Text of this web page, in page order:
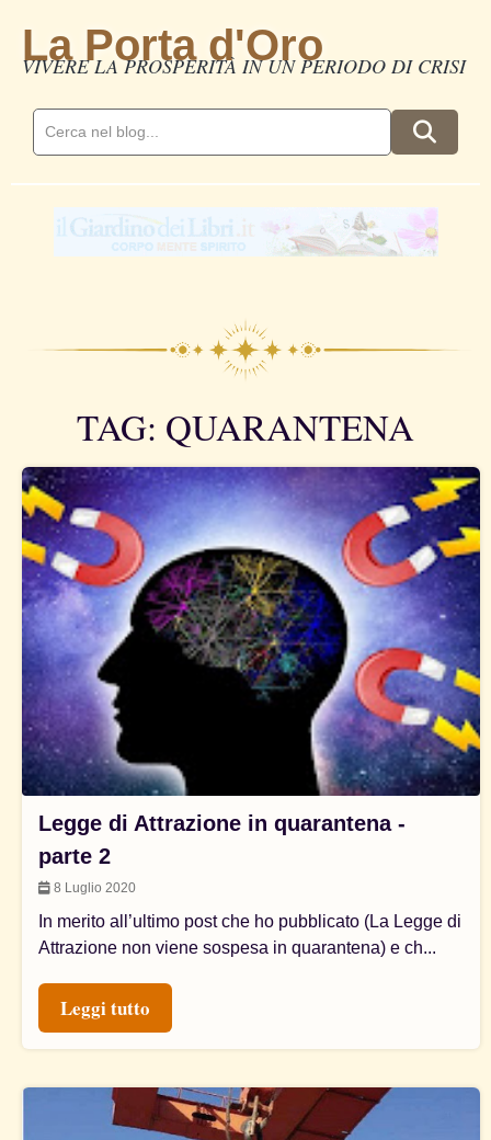
La Porta d'Oro
VIVERE LA PROSPERITÀ IN UN PERIODO DI CRISI
TAG: QUARANTENA
Legge di Attrazione in quarantena -
parte 2
8 Luglio 2020
In merito all’ultimo post che ho pubblicato (La Legge di
Attrazione non viene sospesa in quarantena) e ch...
Leggi tutto